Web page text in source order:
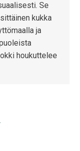
Se
kukka
ja
houkuttelee